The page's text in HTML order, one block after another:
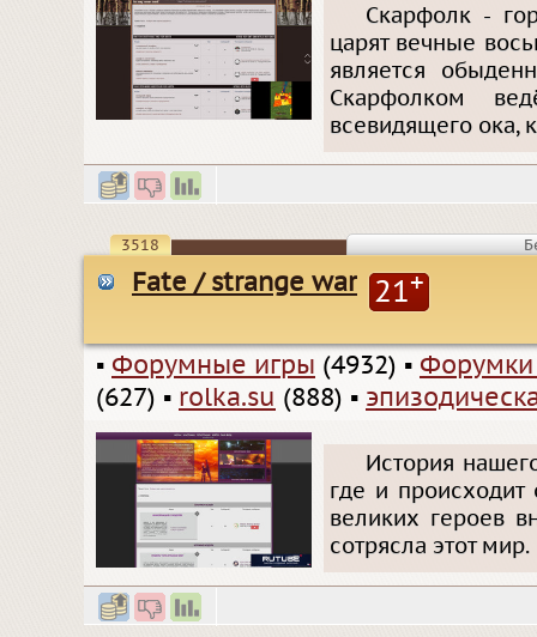
Скарфолк -
царят вечные
является
Скарфолком
всевидящего ока,
3518
Fate / strange war 21+
▪ Форумные игры (4932) ▪
(627) ▪ rolka.su (888) ▪
История
где и происходит
великих героев
сотрясла этот мир.